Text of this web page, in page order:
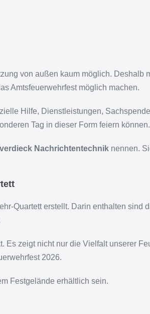
von außen kaum möglich.
Amtsfeuerwehrfest möglich machen.
Hilfe, Dienstleistungen,
Tag in dieser Form feiern können.
Nachrichtentechnik nennen.
Quartett erstellt. Darin enthalten
Es zeigt nicht nur die Vielfalt unserer
2026.
Festgelände erhältlich sein.